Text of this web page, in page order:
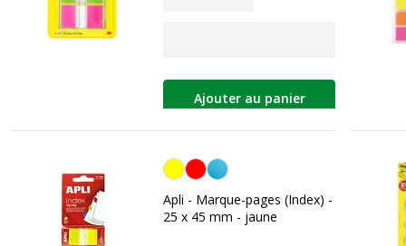
Ajouter au panier
Jaune
Apli - Marque-pages (Index) -
25 x 45 mm - jaune